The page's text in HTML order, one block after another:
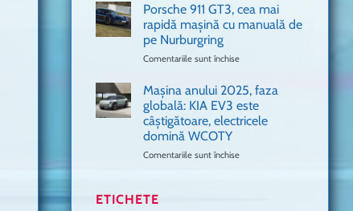
că
era
un
festival
🤭
Am
pus
cu
Ford
la
un
Porsche 911 GT3, cea mai
rapidă mașină cu manuală de
pe Nurburgring
Comentariile sunt închise
911
GT3,
cea
mai
Mașina anului 2025, faza
globală: KIA EV3 este
câștigătoare, electricele
domină WCOTY
Comentariile sunt închise
ETICHETE